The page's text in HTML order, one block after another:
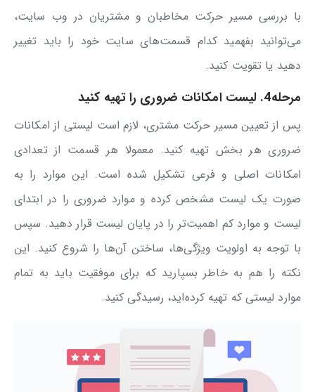
با بررسی مسیر حرکت مخاطبان و مشتریان در وب سایت،
می‌توانید بفهمید کدام قسمت‌های سایت خود را باید تغییر
دهید یا تقویت کنید.
مرحله4. لیست امکانات ضروری را تهیه کنید
پس از تعیین مسیر حرکت مشتری، لازم است لیستی از امکانات
ضروری هر بخش تهیه کنید. معمولا هر قسمت از تعدادی
امکانات اصلی و فرعی تشکیل شده است. این موارد را به
صورت یک لیست مشخص کرده و موارد ضروری را در ابتدای
لیست و موارد کم اهمیت‌تر را در پایان لیست قرار دهید. سپس
با توجه به اولویت ویژگی‌ها، ساختن آن‌ها را شروع کنید. این
نکته را هم به خاطر بسپارید که برای موفقیت باید به تمام
موارد لیستی که تهیه کرده‌اید، رسیدگی کنید.